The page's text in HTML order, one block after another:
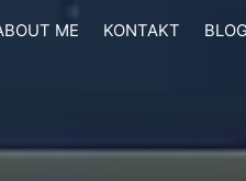
ME KONTAKT